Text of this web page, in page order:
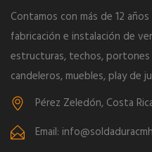
Contamos con más de 12
fabricación e instalación de
estructuras, techos, portones
candeleros, muebles, play de
Pérez Zeledón, Costa
Email: